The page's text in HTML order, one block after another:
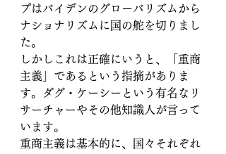
プはバイデンのグローバリズムから
ナショナリズムに国の舵を切りまし
た。
しかしこれは正確にいうと、「重商
主義」であるという指摘がありま
す。ダグ・ケーシーという有名なリ
サーチャーやその他知識人が言って
います。
重商主義は基本的に、国々それぞれ